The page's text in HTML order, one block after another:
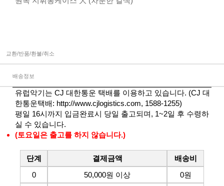
교환/반품/환불/취소
배송정보
유럽악기는 CJ 대한통운 택배를 이용하고 있습니다. (CJ 대
한통운택배: http://www.cjlogistics.com, 1588-1255)
평일 16시까지 입금완료시 당일 출고되며, 1~2일 후 수령하
실 수 있습니다.
(토요일은 출고를 하지 않습니다.)
단계 결제금액
배송비
0
50,000원 이상
0원